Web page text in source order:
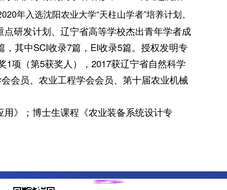
年入选沈阳农业大学“天柱山学者”培养计划。
研发计划、辽宁省高等学校杰出青年学者成
其中SCI收录7篇，EI收录5篇。授权发明专
项（第5获奖人），2017获辽宁省自然科学
会员、农业工程学会会员、第十届农业机械
》；博士生课程《农业装备系统设计专